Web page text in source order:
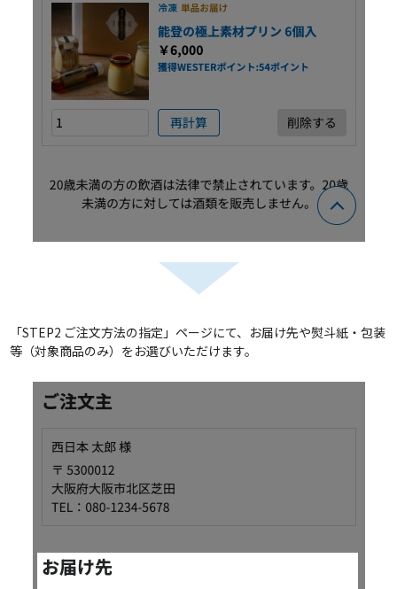
「STEP2 ご注文方法の指定」ページにて、お届け先や熨斗紙・包装
等（対象商品のみ）をお選びいただけます。